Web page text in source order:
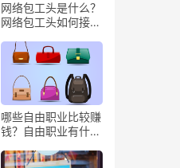
网络包工头是什么？
网络包工头如何接业
哪些自由职业比较赚
钱？自由职业有什么